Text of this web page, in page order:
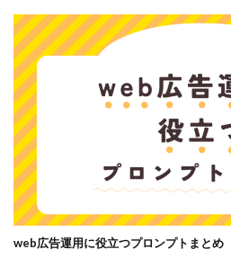
web広告運用に役立つプロンプトまとめ